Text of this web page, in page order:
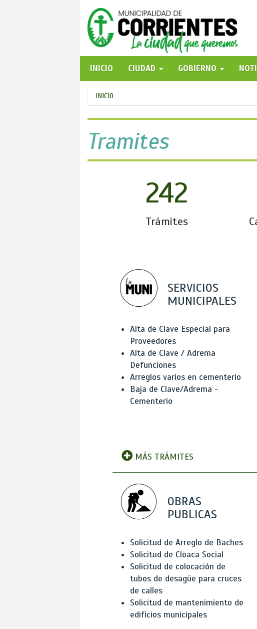
INICIO
CIUDAD GOBIERNO
Se
encuentra
usted
aquí
INICIO
Tramites
242
Trámites
SERVICIOS
MUNICIPALES
Alta de Clave Especial para
Proveedores
Alta de Clave / Adrema
Defunciones
Arreglos varios en cementerio
Baja de Clave/Adrema -
Cementerio
MÁS TRÁMITES
OBRAS
PUBLICAS
Solicitud de Arreglo de Baches
Solicitud de Cloaca Social
Solicitud de colocación de
tubos de desagüe para cruces
de calles
Solicitud de mantenimiento de
edificios municipales